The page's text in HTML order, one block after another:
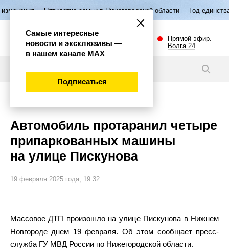
Пятилетие семьи в Нижегородской области Год единства народов
Прямой эфир.
Волга 24
Автомобиль протаранил четыре
припаркованных машины
на улице Пискунова
19 февраля 2025 года, 19:32
Массовое ДТП произошло на улице Пискунова в Нижнем
Новгороде днем 19 февраля. Об этом сообщает пресс-
служба ГУ МВД России по Нижегородской области.
Самые интересные
новости и эксклюзивы —
в нашем канале МАХ
Подписаться